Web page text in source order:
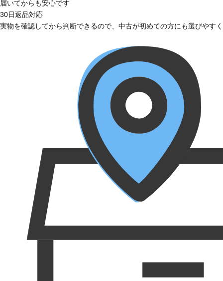
届いてからも安心です
30日返品対応
実物を確認してから判断できるので、中古が初めての方にも選びやす